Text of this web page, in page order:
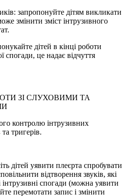
запропонуйте дітям викликати
змінити зміст інтрузивного
дітей в кінці роботи
спогади, це надає відчуття
ЗІ СЛУХОВИМИ ТА
контролю інтрузивних
тригерів.
дітей уявити плеєрта спробувати
відтворення звуків, які
інтрузивні спогади (можна уявити
перемотати запис і змінити